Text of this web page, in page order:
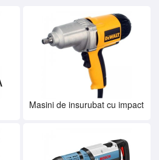
Masini de insurubat cu impact